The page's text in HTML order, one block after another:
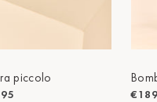
piccolo